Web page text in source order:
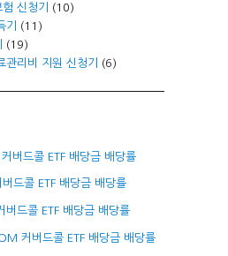
신청기
(10)
기
(11)
(19)
관리비 지원 신청기
(6)
버드콜 ETF 배당금 배당률
드콜 ETF 배당금 배당률
드콜 ETF 배당금 배당률
커버드콜 ETF 배당금 배당률